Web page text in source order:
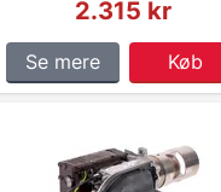
2.315 kr
Se mere Køb